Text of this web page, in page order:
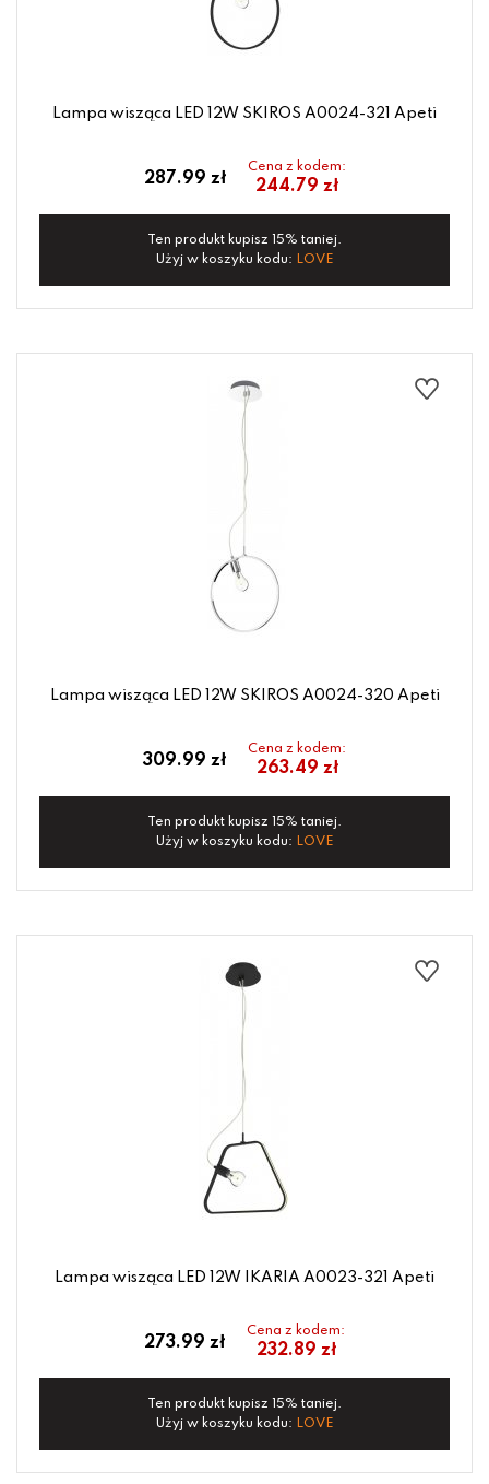
Lampa wisząca LED 12W SKIROS A0024-321 Apeti
287.99 zł
Cena z kodem:
244.79 zł
Ten produkt kupisz 15% taniej.
Użyj w koszyku kodu: LOVE
Lampa wisząca LED 12W SKIROS A0024-320 Apeti
309.99 zł
Cena z kodem:
263.49 zł
Ten produkt kupisz 15% taniej.
Użyj w koszyku kodu: LOVE
Lampa wisząca LED 12W IKARIA A0023-321 Apeti
273.99 zł
Cena z kodem:
232.89 zł
Ten produkt kupisz 15% taniej.
Użyj w koszyku kodu: LOVE